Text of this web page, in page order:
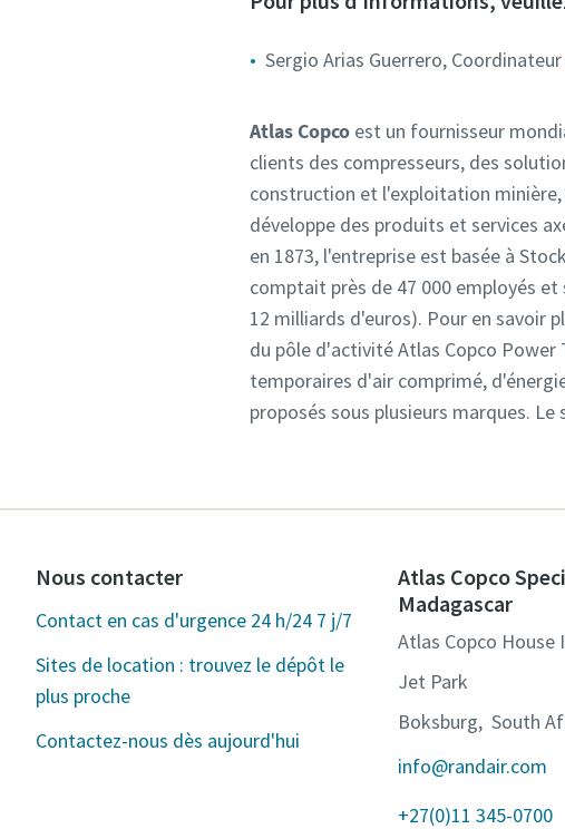
Sergio Arias Guerrero,
Atlas Copco est un fournisseur
clients des compresseurs, des
construction et l'exploitation
développe des produits et services
en 1873, l'entreprise est basée à
comptait près de 47 000 employés
12 milliards d'euros). Pour en savoir
du pôle d'activité Atlas Copco
temporaires d'air comprimé,
proposés sous plusieurs marques.
Nous contacter
Contact en cas d'urgence 24 h/24 7 j/7
Sites de location : trouvez le dépôt le
plus proche
Contactez-nous dès aujourd'hui
Atlas Copco
Madagascar
Atlas Copco House
Jet Park
Boksburg, South
info@randair.com
+27(0)11 345-0700